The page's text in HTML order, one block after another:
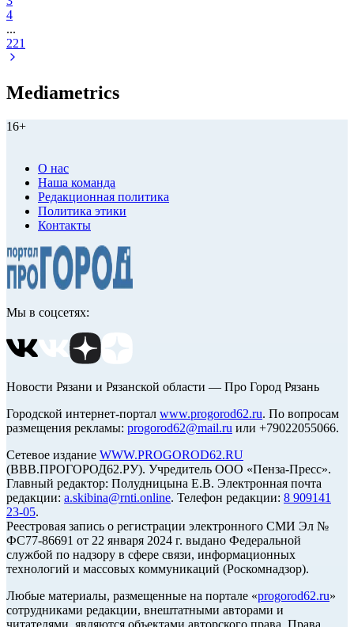
4
...
221
Mediametrics
16+
О нас
Наша команда
Редакционная политика
Политика этики
Контакты
Мы в соцсетях:
Новости Рязани и Рязанской области — Про Город Рязань
Городской интернет-портал www.progorod62.ru. По вопросам
размещения рекламы: progorod62@mail.ru или +79022055066.
Сетевое издание WWW.PROGOROD62.RU
(ВВВ.ПРОГОРОД62.РУ). Учредитель ООО «Пенза-Пресс».
Главный редактор: Полудницына Е.В. Электронная почта
редакции: a.skibina@rnti.online. Телефон редакции: 8 909141
23-05.
Реестровая запись о регистрации электронного СМИ Эл №
ФС77-86691 от 22 января 2024 г. выдано Федеральной
службой по надзору в сфере связи, информационных
технологий и массовых коммуникаций (Роскомнадзор).
Любые материалы, размещенные на портале «progorod62.ru»
сотрудниками редакции, внештатными авторами и
читателями, являются объектами авторского права. Права